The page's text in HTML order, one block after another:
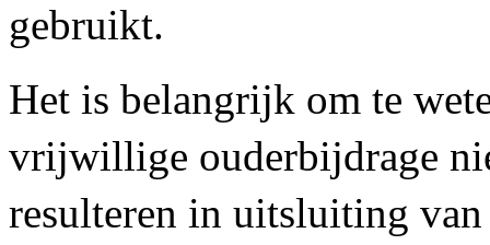
gebruikt.
Het is belangrijk om te
vrijwillige ouderbijdrage
resulteren in uitsluiting